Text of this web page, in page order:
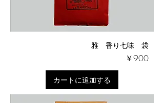
雅 香り七味 袋
価格
￥900
カートに追加する